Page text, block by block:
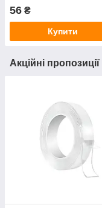
56 ₴
Купити
Акційні